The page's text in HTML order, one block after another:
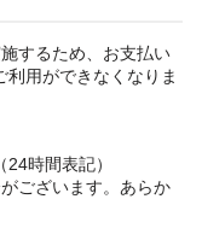
するため、お支払い
用ができなくなりま
24時間表記）
ございます。あらか